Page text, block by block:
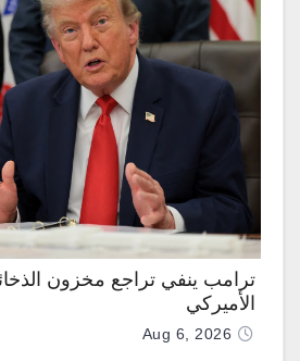
ترامب ينفي تراجع مخزون
الأميركي
Aug 6, 2026